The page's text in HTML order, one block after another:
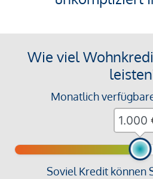
Wie viel
Monatlich
Soviel Kredit können